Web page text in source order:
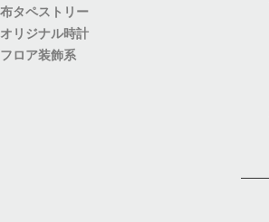
布タペストリー
オリジナル時計
フロア装飾系